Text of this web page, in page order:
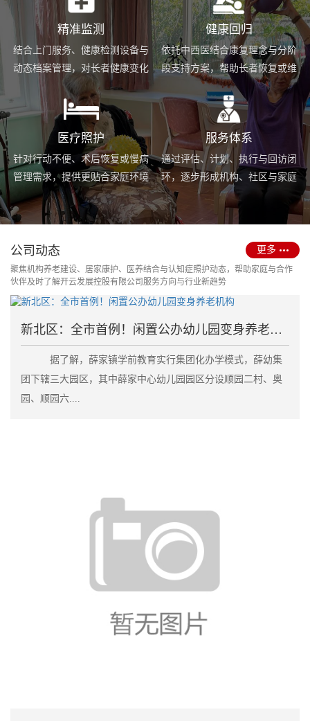
精准监测
结合上门服务、健康检测设备与
动态档案管理，对长者健康变化
进行持续跟踪与基础预警。
健康回归
依托中西医结合康复理念与分阶
段支持方案，帮助长者恢复或维
持身体功能，提升生活便利度。
医疗照护
针对行动不便、术后恢复或慢病
管理需求，提供更贴合家庭环境
的护理服务与用药协助支持。
服务体系
通过评估、计划、执行与回访闭
环，逐步形成机构、社区与家庭
场景协同的长期照护支持体系。
公司动态
聚焦机构养老建设、居家康护、医养结合与认知症照护动态，帮助家庭与合作
伙伴及时了解开云发展控股有限公司服务方向与行业新趋势
更多
新北区：全市首例！闲置公办幼儿园变身养老机构
据了解，薛家镇学前教育实行集团化办学模式，薛幼集
团下辖三大园区，其中薛家中心幼儿园园区分设顺园二村、奥
园、顺园六....